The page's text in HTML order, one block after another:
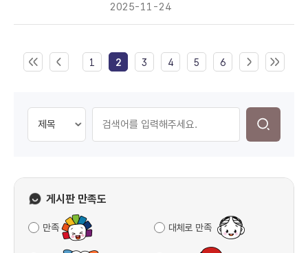
2025-11-24
1 2 3 4 5 6
게시판 만족도
만족 대체로 만족